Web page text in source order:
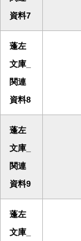
資料7
蓬左
文庫_
関連
資料8
蓬左
文庫_
関連
資料9
蓬左
文庫_